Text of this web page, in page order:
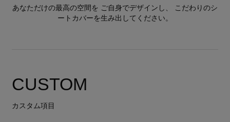
あなただけの最高の空間を ご自身でデザインし、 こだわりのシ
ートカバーを生み出してください。
CUSTOM
カスタム項目